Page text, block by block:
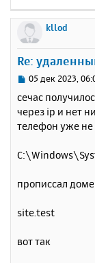
kllod
Re:
С
о
б
щ
н
и
05 дек 2023,
сечас
через ip и нет
телефон уже не
прописсал
site.test
вот так